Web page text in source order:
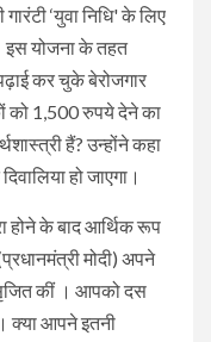
‘युवा निधि' के लिए
इस योजना के तहत
कर चुके बेरोजगार
को 1,500 रुपये देने का
हैं? उन्होंने कहा
हो जाएगा।
होने के बाद आर्थिक रूप
मोदी) अपने
कीं । आपको दस
क्या आपने इतनी